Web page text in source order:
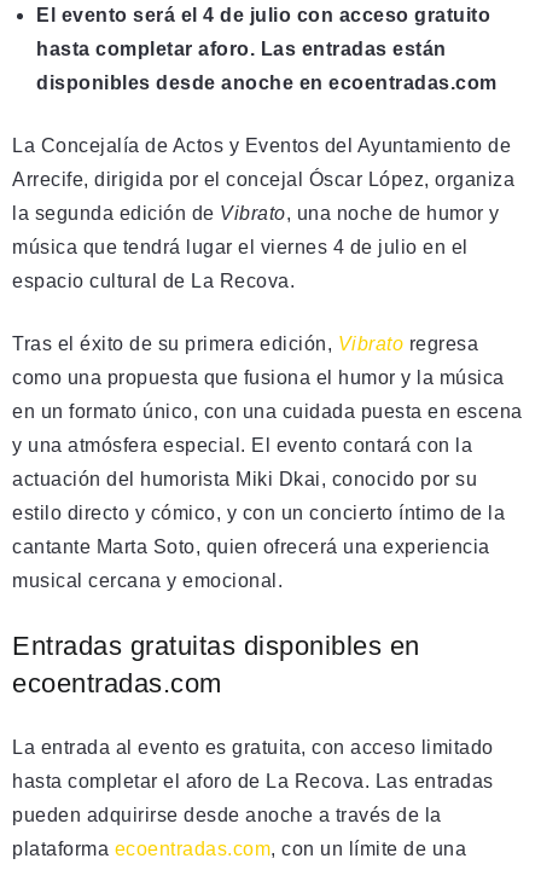
El evento será el 4 de julio con acceso gratuito
hasta completar aforo. Las entradas están
disponibles desde anoche en ecoentradas.com
La Concejalía de Actos y Eventos del Ayuntamiento de
Arrecife, dirigida por el concejal Óscar López, organiza
la segunda edición de Vibrato, una noche de humor y
música que tendrá lugar el viernes 4 de julio en el
espacio cultural de La Recova.
Tras el éxito de su primera edición, Vibrato regresa
como una propuesta que fusiona el humor y la música
en un formato único, con una cuidada puesta en escena
y una atmósfera especial. El evento contará con la
actuación del humorista Miki Dkai, conocido por su
estilo directo y cómico, y con un concierto íntimo de la
cantante Marta Soto, quien ofrecerá una experiencia
musical cercana y emocional.
Entradas gratuitas disponibles en
ecoentradas.com
La entrada al evento es gratuita, con acceso limitado
hasta completar el aforo de La Recova. Las entradas
pueden adquirirse desde anoche a través de la
plataforma ecoentradas.com, con un límite de una